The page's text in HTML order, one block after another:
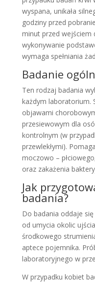
wyspana, unikała
godziny przed
minut przed wejściem
wykonywanie
wymaga spełniania
Badanie
Ten rodzaj badania
każdym laboratorium.
objawami
przesiewowym dla
kontrolnym (w
przewlekłymi).
moczowo –
oraz zakażenia
Jak
badania?
Do badania oddaje
od umycia okolic
środkowego
aptece pojemnika.
laboratoryjnego w
W przypadku kobiet